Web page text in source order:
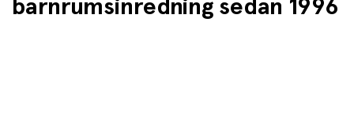
barnrumsinredning sedan 1996